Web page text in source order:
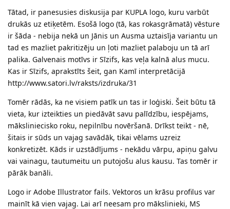
Tātad, ir panesusies diskusija par KUPLA logo, kuru varbūt
drukās uz etiķetēm. Esošā logo (tā, kas rokasgrāmatā) vēsture
ir šāda - nebija nekā un Jānis un Ausma uztaisīja variantu un
tad es mazliet pakritizēju un ļoti mazliet palaboju un tā arī
palika. Galvenais motīvs ir Sīzifs, kas veļa kalnā alus mucu.
Kas ir Sīzifs, aprakstīts šeit, gan Kamī interpretācijā
http://www.satori.lv/raksts/izdruka/31
Tomēr rādās, ka ne visiem patīk un tas ir loģiski. Šeit būtu tā
vieta, kur izteikties un piedāvāt savu palīdzību, iespējams,
māksliniecisko roku, nepilnību novēršanā. Drīkst teikt - nē,
šitais ir sūds un vajag savādāk, tikai vēlams uzreiz
konkretizēt. Kāds ir uzstādījums - nekādu vārpu, apiņu galvu
vai vainagu, tautumeitu un putojošu alus kausu. Tas tomēr ir
pārāk banāli.
Logo ir Adobe Illustrator fails. Vektoros un krāsu profilus var
mainīt kā vien vajag. Lai arī neesam pro mākslinieki, MS